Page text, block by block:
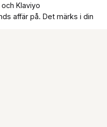
Klaviyo
affär på. Det märks i din